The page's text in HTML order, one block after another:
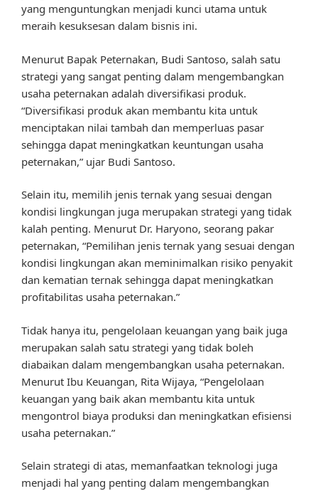
yang menguntungkan menjadi kunci utama untuk
meraih kesuksesan dalam bisnis ini.
Menurut Bapak Peternakan, Budi Santoso, salah satu
strategi yang sangat penting dalam mengembangkan
usaha peternakan adalah diversifikasi produk.
“Diversifikasi produk akan membantu kita untuk
menciptakan nilai tambah dan memperluas pasar
sehingga dapat meningkatkan keuntungan usaha
peternakan,” ujar Budi Santoso.
Selain itu, memilih jenis ternak yang sesuai dengan
kondisi lingkungan juga merupakan strategi yang tidak
kalah penting. Menurut Dr. Haryono, seorang pakar
peternakan, “Pemilihan jenis ternak yang sesuai dengan
kondisi lingkungan akan meminimalkan risiko penyakit
dan kematian ternak sehingga dapat meningkatkan
profitabilitas usaha peternakan.”
Tidak hanya itu, pengelolaan keuangan yang baik juga
merupakan salah satu strategi yang tidak boleh
diabaikan dalam mengembangkan usaha peternakan.
Menurut Ibu Keuangan, Rita Wijaya, “Pengelolaan
keuangan yang baik akan membantu kita untuk
mengontrol biaya produksi dan meningkatkan efisiensi
usaha peternakan.”
Selain strategi di atas, memanfaatkan teknologi juga
menjadi hal yang penting dalam mengembangkan